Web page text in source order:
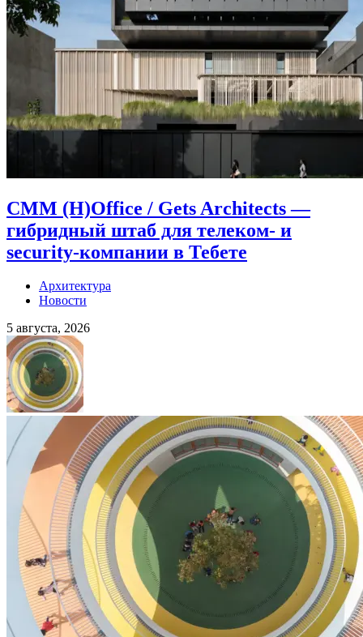
CMM (H)Office / Gets Architects —
гибридный штаб для телеком- и
security-компании в Тебете
Архитектура
Новости
5 августа, 2026